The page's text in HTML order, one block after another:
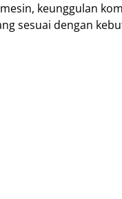
keunggulan
sesuai dengan